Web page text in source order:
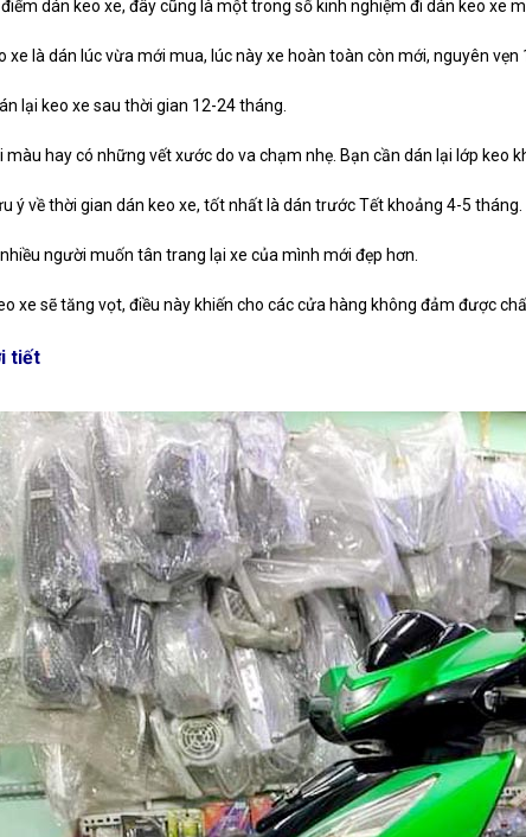
dán keo xe, đây cũng là một trong số kinh nghiệm đi dán keo xe
là dán lúc vừa mới mua, lúc này xe hoàn toàn còn mới, nguyên vẹn
lại keo xe sau thời gian 12-24 tháng.
màu hay có những vết xước do va chạm nhẹ. Bạn cần dán lại lớp keo
ý về thời gian dán keo xe, tốt nhất là dán trước Tết khoảng 4-5 tháng.
người muốn tân trang lại xe của mình mới đẹp hơn.
xe sẽ tăng vọt, điều này khiến cho các cửa hàng không đảm được
tiết